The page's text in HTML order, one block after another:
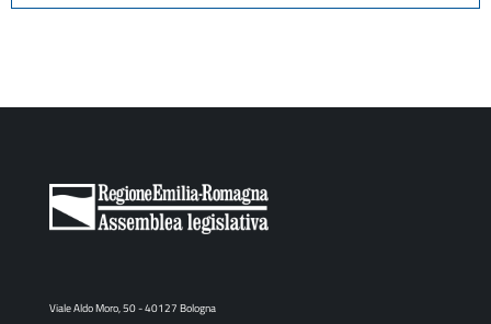
Viale Aldo Moro, 50 - 40127 Bologna